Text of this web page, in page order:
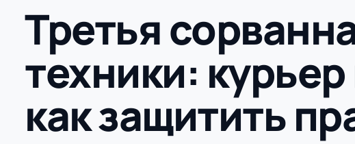
Третья
техники:
как защитить